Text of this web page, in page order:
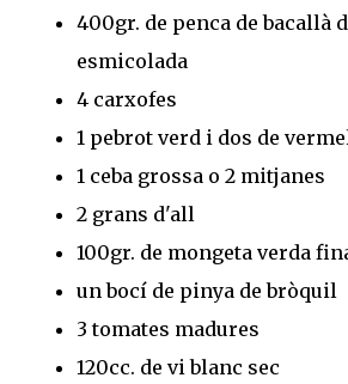
400gr. de penca de bacallà
esmicolada
4 carxofes
1 pebrot verd i dos de
1 ceba grossa o 2 mitjanes
2 grans d'all
100gr. de mongeta verda
un bocí de pinya de bròquil
3 tomates madures
120cc. de vi blanc sec